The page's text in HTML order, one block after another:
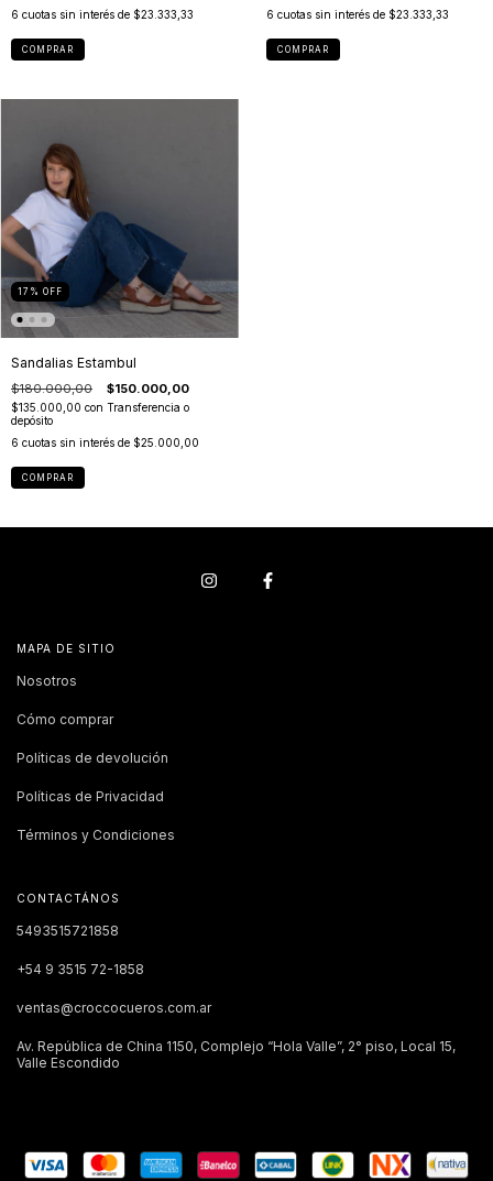
6 cuotas sin interés de $23.333,33
COMPRAR
6 cuotas sin interés de $23.333,33
COMPRAR
17 % OFF
Sandalias Estambul
$180.000,00 $150.000,00
$135.000,00 con Transferencia o
depósito
6 cuotas sin interés de $25.000,00
COMPRAR
MAPA DE SITIO
Nosotros
Cómo comprar
Políticas de devolución
Políticas de Privacidad
Términos y Condiciones
CONTACTÁNOS
5493515721858
+54 9 3515 72-1858
ventas@croccocueros.com.ar
Av. República de China 1150, Complejo “Hola Valle”, 2° piso, Local 15,
Valle Escondido